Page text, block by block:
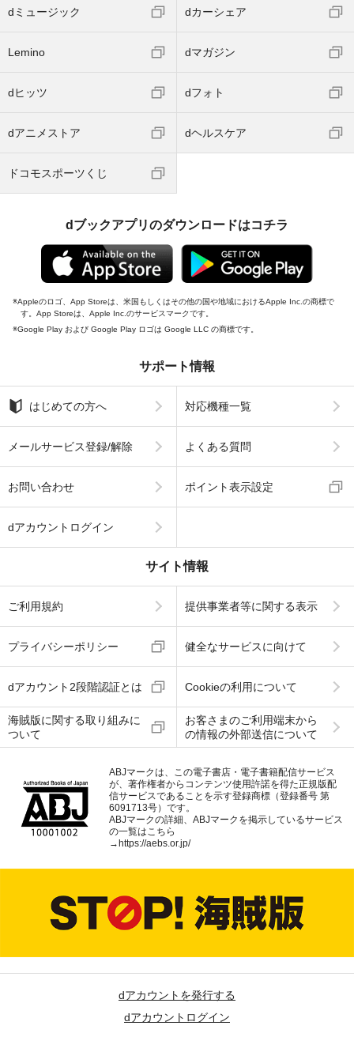
dミュージック dカーシェア
Lemino dマガジン
dヒッツ dフォト
dアニメストア dヘルスケア
ドコモスポーツくじ
dブックアプリのダウンロードはコチラ
Appleのロゴ、App Storeは、米国もしくはその他の国や地域におけるApple Inc.の商標で
す。App Storeは、Apple Inc.のサービスマークです。
Google Play および Google Play ロゴは Google LLC の商標です。
サポート情報
はじめての方へ 対応機種一覧
メールサービス登録/解除 よくある質問
お問い合わせ ポイント表示設定
dアカウントログイン
サイト情報
ご利用規約 提供事業者等に関する表示
プライバシーポリシー 健全なサービスに向けて
dアカウント2段階認証とは Cookieの利用について
海賊版に関する取り組みに
ついて
お客さまのご利用端末から
の情報の外部送信について
ABJマークは、この電子書店・電子書籍配信サービス
が、著作権者からコンテンツ使用許諾を得た正規版配
信サービスであることを示す登録商標（登録番号 第
6091713号）です。
ABJマークの詳細、ABJマークを掲示しているサービス
の一覧はこちら
→ https://aebs.or.jp/
dアカウントを発行する
dアカウントログイン